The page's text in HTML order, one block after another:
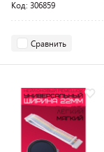
Код: 306859
Сравнить